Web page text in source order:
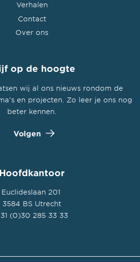
Verhalen
Contact
Over ons
op de hoogte
wij al ons nieuws rondom de
en projecten. Zo leer je ons nog
beter kennen.
Volgen
Hoofdkantoor
Euclideslaan 201
3584 BS Utrecht
(0)30 285 33 33